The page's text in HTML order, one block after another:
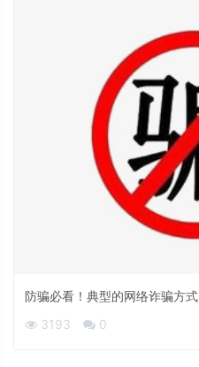
防骗必看！典型的网络诈骗方式
3193
0